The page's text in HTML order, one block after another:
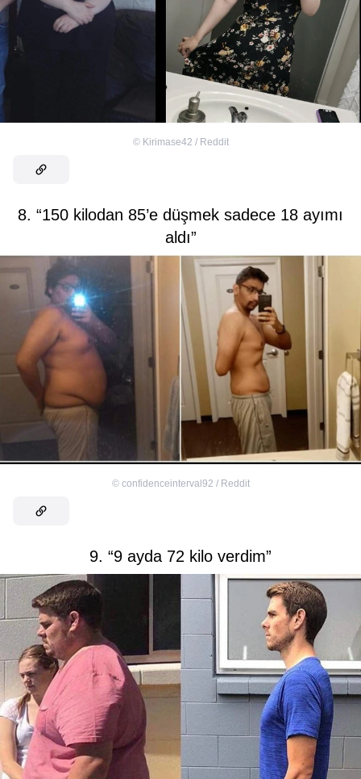
© Kirimase42 / Reddit
8. “150 kilodan 85’e düşmek sadece 18 ayımı
aldı”
© confidenceinterval92 / Reddit
9. “9 ayda 72 kilo verdim”